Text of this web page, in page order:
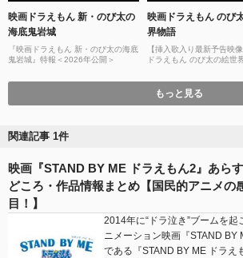
映画ドラえもん 新・のび太の
海底鬼岩城
『映画ドラえもん 新・のび太の海底
鬼岩城』特報＜2026年公開＞
映画ドラえもん のび
界物語
【挿入歌入り最新予告映
ドラえもん のび太の絵世
もっと見る
関連記事 1件
映画『STAND BY ME ドラえもん2』あら
どころ・作品情報まとめ【国民的アニメの
目！】
2014年に“ドラ泣き”ブームを
ニメーション映画『STAND BY
である『STAND BY ME ドラえ